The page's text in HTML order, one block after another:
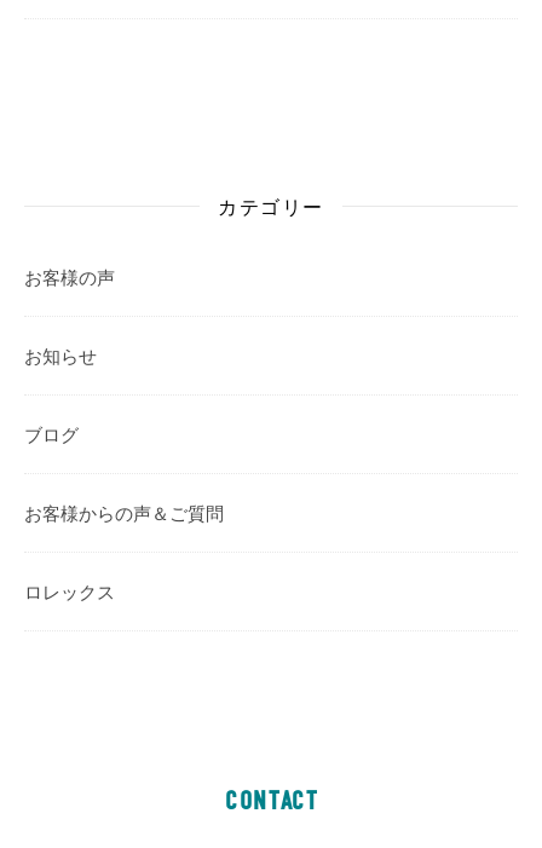
カテゴリー
お客様の声
お知らせ
ブログ
お客様からの声＆ご質問
ロレックス
CONTACT